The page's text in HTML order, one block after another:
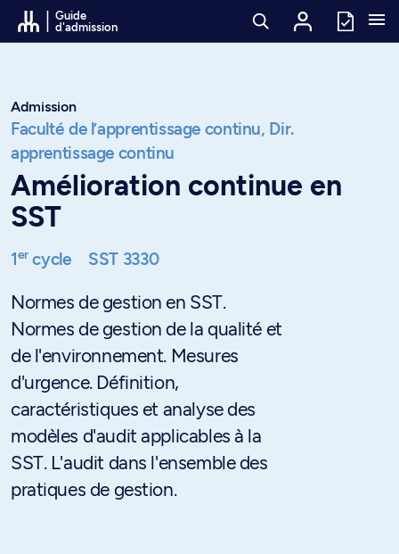
Passer au contenu
Guide
d'admission
Admission
Faculté de l’apprentissage continu, Dir.
apprentissage continu
Amélioration continue en
SST
1ercycle SST 3330
Normes de gestion en SST.
Normes de gestion de la qualité et
de l'environnement. Mesures
d'urgence. Définition,
caractéristiques et analyse des
modèles d'audit applicables à la
SST. L'audit dans l'ensemble des
pratiques de gestion.